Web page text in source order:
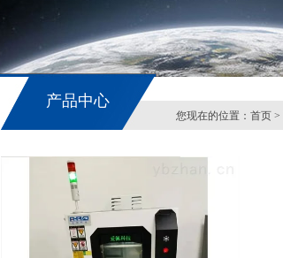
产品中心
您现在的位置： 首页 >